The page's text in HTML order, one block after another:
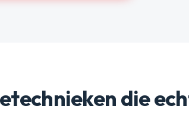
die